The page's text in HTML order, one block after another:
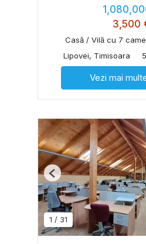
3,500
Casă / Vilă cu 7
Lipovei, Timisoara
Vezi mai
1 / 31
Previous